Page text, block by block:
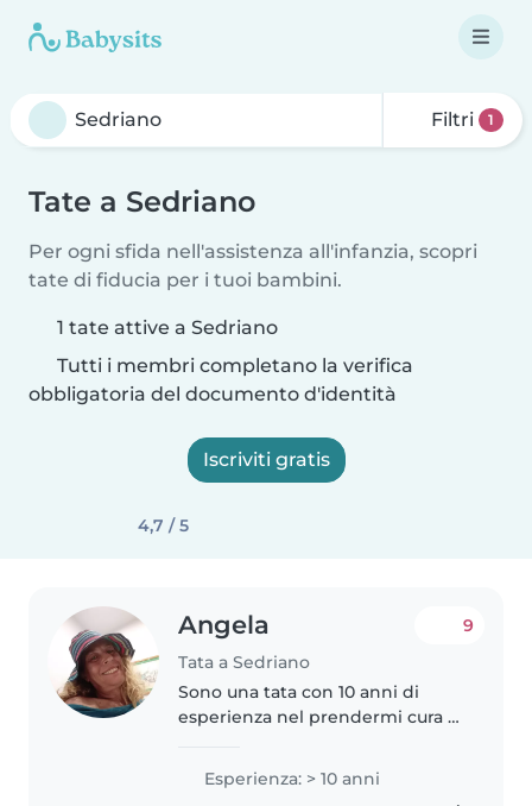
Filtri 1
Tate a Sedriano
Per ogni sfida nell'assistenza all'infanzia, scopri
tate di fiducia per i tuoi bambini.
1 tate attive a Sedriano
Tutti i membri completano la verifica
obbligatoria del documento d'identità
Iscriviti gratis
4,7 / 5
Angela
Tata a Sedriano
9
Sono una tata con 10 anni di
esperienza nel prendermi cura di
prescolare agli adolescenti. Ho
una laurea triennale e sono
Esperienza: > 10 anni